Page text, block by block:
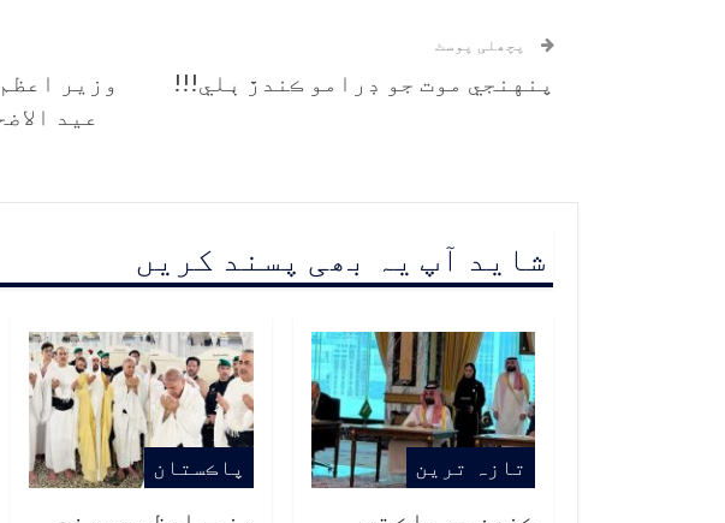
پچھلی پوسٹ
پنهنجي موت جو ڊرامو ڪندڙ ٻلي!!!
وزير
عيد
شاید آپ یہ بھی پسند کریں
تازہ ترین پاڪستان